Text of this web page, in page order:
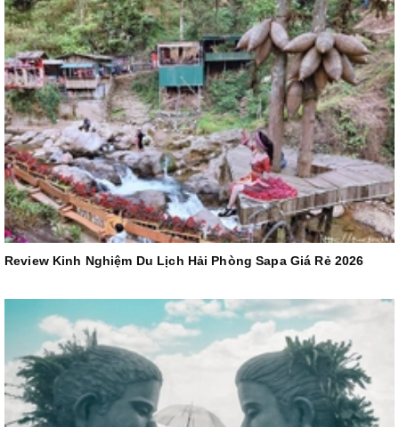
Review Kinh Nghiệm Du Lịch Hải Phòng Sapa Giá Rẻ 2026